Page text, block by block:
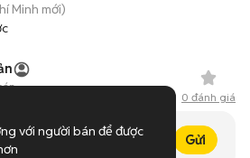
Minh mới)
trước
0 đánh giá
Gửi
với người bán để được